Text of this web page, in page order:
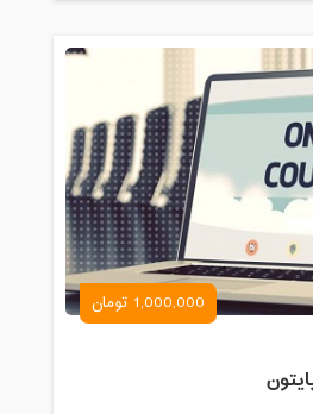
1,000,000 تومان